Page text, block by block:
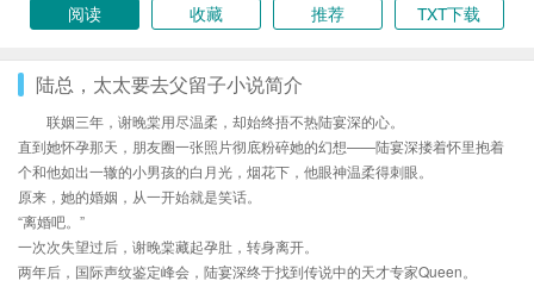
阅读
收藏 推荐 TXT下载
陆总，太太要去父留子小说简介
联姻三年，谢晚棠用尽温柔，却始终捂不热陆宴深的心。
直到她怀孕那天，朋友圈一张照片彻底粉碎她的幻想——陆宴深搂着怀里抱着
个和他如出一辙的小男孩的白月光，烟花下，他眼神温柔得刺眼。
原来，她的婚姻，从一开始就是笑话。
“离婚吧。”
一次次失望过后，谢晚棠藏起孕肚，转身离开。
两年后，国际声纹鉴定峰会，陆宴深终于找到传说中的天才专家Queen。